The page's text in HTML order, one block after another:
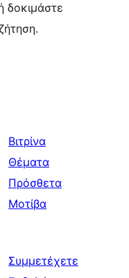
δοκιμάστε
Βιτρίνα
Θέματα
Πρόσθετα
Μοτίβα
Συμμετέχετε